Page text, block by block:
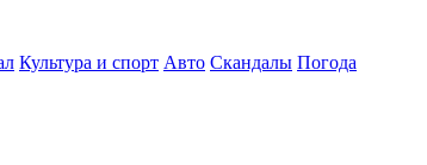
Культура и спорт Авто Скандалы Погода